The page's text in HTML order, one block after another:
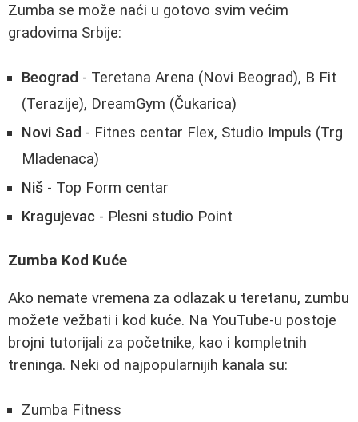
Zumba se može naći u gotovo svim većim
gradovima Srbije:
Beograd - Teretana Arena (Novi Beograd), B Fit
(Terazije), DreamGym (Čukarica)
Novi Sad - Fitnes centar Flex, Studio Impuls (Trg
Mladenaca)
Niš - Top Form centar
Kragujevac - Plesni studio Point
Zumba Kod Kuće
Ako nemate vremena za odlazak u teretanu, zumbu
možete vežbati i kod kuće. Na YouTube-u postoje
brojni tutorijali za početnike, kao i kompletnih
treninga. Neki od najpopularnijih kanala su:
Zumba Fitness